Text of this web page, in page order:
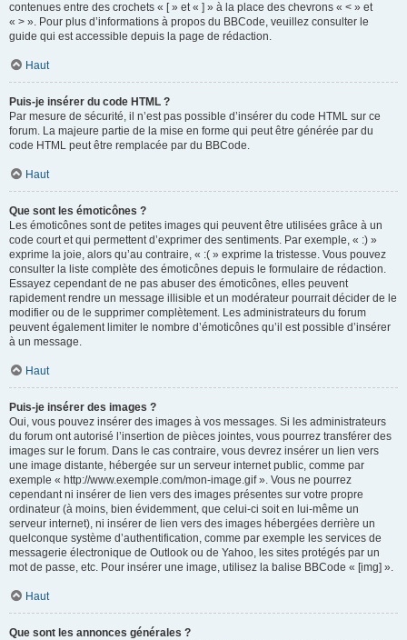
contenues entre des crochets « [ » et « ] » à la place des chevrons « < » et
« > ». Pour plus d’informations à propos du BBCode, veuillez consulter le
guide qui est accessible depuis la page de rédaction.
Haut
Puis-je insérer du code HTML ?
Par mesure de sécurité, il n’est pas possible d’insérer du code HTML sur ce
forum. La majeure partie de la mise en forme qui peut être générée par du
code HTML peut être remplacée par du BBCode.
Haut
Que sont les émoticônes ?
Les émoticônes sont de petites images qui peuvent être utilisées grâce à un
code court et qui permettent d’exprimer des sentiments. Par exemple, « :) »
exprime la joie, alors qu’au contraire, « :( » exprime la tristesse. Vous pouvez
consulter la liste complète des émoticônes depuis le formulaire de rédaction.
Essayez cependant de ne pas abuser des émoticônes, elles peuvent
rapidement rendre un message illisible et un modérateur pourrait décider de le
modifier ou de le supprimer complètement. Les administrateurs du forum
peuvent également limiter le nombre d’émoticônes qu’il est possible d’insérer
à un message.
Haut
Puis-je insérer des images ?
Oui, vous pouvez insérer des images à vos messages. Si les administrateurs
du forum ont autorisé l’insertion de pièces jointes, vous pourrez transférer des
images sur le forum. Dans le cas contraire, vous devrez insérer un lien vers
une image distante, hébergée sur un serveur internet public, comme par
exemple « http://www.exemple.com/mon-image.gif ». Vous ne pourrez
cependant ni insérer de lien vers des images présentes sur votre propre
ordinateur (à moins, bien évidemment, que celui-ci soit en lui-même un
serveur internet), ni insérer de lien vers des images hébergées derrière un
quelconque système d’authentification, comme par exemple les services de
messagerie électronique de Outlook ou de Yahoo, les sites protégés par un
mot de passe, etc. Pour insérer une image, utilisez la balise BBCode « [img] ».
Haut
Que sont les annonces générales ?